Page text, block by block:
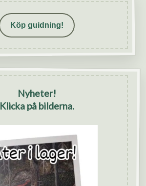
Köp guidning!
Nyheter!
Klicka på bilderna.